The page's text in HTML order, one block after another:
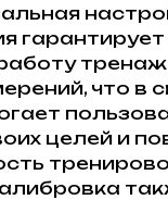
гарантирует
что в
целей и